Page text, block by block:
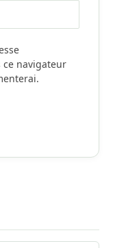
ce navigateur